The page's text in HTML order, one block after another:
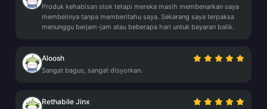
Produk kehabisan stok tetapi mereka masih membenarkan saya
membelinya tanpa memberitahu saya. Sekarang saya terpaksa
menunggu berjam-jam atau beberapa hari untuk bayaran balik.
Aloosh
Sangat bagus, sangat disyorkan.
Rethabile Jinx